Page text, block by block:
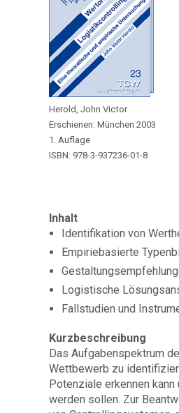
Herold, John Victor
Erschienen: München 2003
1. Auflage
ISBN: 978-3-937236-01-8
Inhalt
Identifikation von
Empiriebasierte
Logistische
Fallstudien und
Kurzbeschreibung
Das Aufgabenspektrum
Wettbewerb zu
Potenziale erkennen
werden sollen. Zur